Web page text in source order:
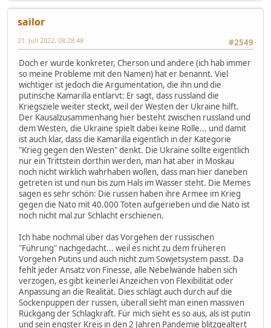
sailor
#2549
21. Juli 2022, 08:28:48
Doch er wurde konkreter, Cherson und andere (ich hab immer
so meine Probleme mit den Namen) hat er benannt. Viel
wichtiger ist jedoch die Argumentation, die ihn und die
putinsche Kamarilla entlarvt: Er sagt, dass russland die
Kriegsziele weiter steckt, weil der Westen der Ukraine hilft.
Der Kausalzusammenhang hier besteht zwischen russland und
dem Westen, die Ukraine spielt dabei keine Rolle... und damit
ist auch klar, dass die Kamarilla eigentlich in der Kategorie
"Krieg gegen den Westen" denkt. Die Ukraine sollte eigentlich
nur ein Trittstein dorthin werden, man hat aber in Moskau
noch nicht wirklich wahrhaben wollen, dass man hier daneben
getreten ist und nun bis zum Hals im Wasser steht. Die Memes
sagen es sehr schön: Die russen haben ihre Armee im Krieg
gegen die Nato mit 40.000 Toten aufgerieben und die Nato ist
noch nicht mal zur Schlacht erschienen.
Ich habe nochmal über das Vorgehen der russischen
"Führung" nachgedacht... weil es nicht zu dem früheren
Vorgehen Putins und auch nicht zum Sowjetsystem passt. Da
fehlt jeder Ansatz von Finesse, alle Nebelwände haben sich
verzogen, es gibt keinerlei Anzeichen von Flexibilität oder
Anpassung an die Realität. Dies schlägt auch durch auf die
Sockenpuppen der russen, überall sieht man einen massiven
Rückgang der Schlagkraft. Für mich sieht es so aus, als ist putin
und sein engster Kreis in den 2 Jahren Pandemie blitzgealtert